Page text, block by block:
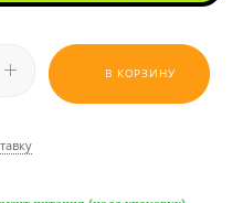
В КОРЗИНУ